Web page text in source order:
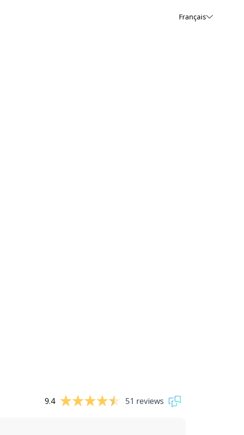
Français
9.4 51 reviews